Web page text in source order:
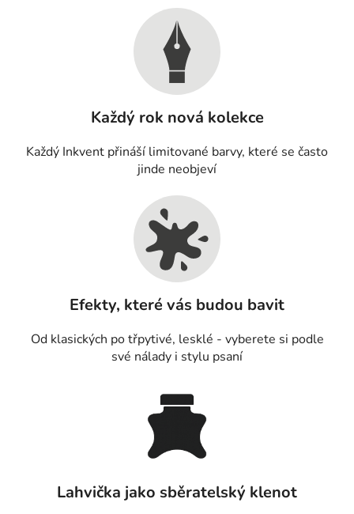
Každý rok nová kolekce
Každý Inkvent přináší limitované barvy, které se často
jinde neobjeví
Efekty, které vás budou bavit
Od klasických po třpytivé, lesklé - vyberete si podle
své nálady i stylu psaní
Lahvička jako sběratelský klenot